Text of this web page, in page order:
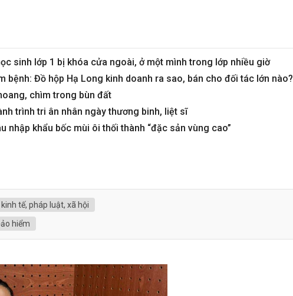
sinh lớp 1 bị khóa cửa ngoài, ở một mình trong lớp nhiều giờ
bệnh: Đồ hộp Hạ Long kinh doanh ra sao, bán cho đối tác lớn nào?
chìm trong bùn đất
trình tri ân nhân ngày thương binh, liệt sĩ
nhập khẩu bốc mùi ôi thối thành “đặc sản vùng cao”
tế, pháp luật, xã hội
hiểm